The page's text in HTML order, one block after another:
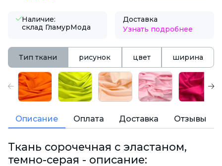
Наличие:
склад ГламурМода
Доставка
Узнать подробнее
Тип ткани рисунок цвет ширина
Описание Оплата Доставка Отзывы
Ткань сорочечная с эластаном,
темно-серая - описание: